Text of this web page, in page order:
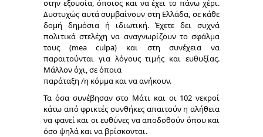
στην εξουσία, όποιος και να έχει το πάνω χέρι.
Δυστυχώς αυτά συμβαίνουν στη Ελλάδα, σε κάθε
δομή δημόσια ή ιδιωτική. Έχετε δει συχνά
πολιτικά στελέχη να αναγνωρίζουν το σφάλμα
τους (mea culpa) και στη συνέχεια να
παραιτούνται για λόγους τιμής και ευθυξίας.
Μάλλον όχι, σε όποια
παράταξη /η κόμμα και να ανήκουν.
Τα όσα συνέβησαν στο Μάτι και οι 102 νεκροί
κάτω από φρικτές συνθήκες απαιτούν η αλήθεια
να φανεί και οι ευθύνες να αποδοθούν όπου και
όσο ψηλά και να βρίσκονται.